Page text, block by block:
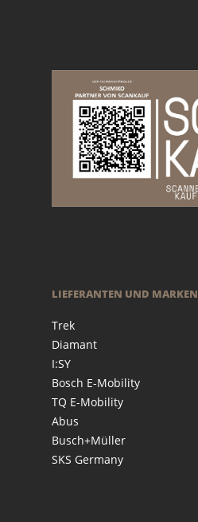
LIEFERANTEN UND MARKEN
Trek
Diamant
I:SY
Bosch E-Mobility
TQ E-Mobility
Abus
Busch+Müller
SKS Germany